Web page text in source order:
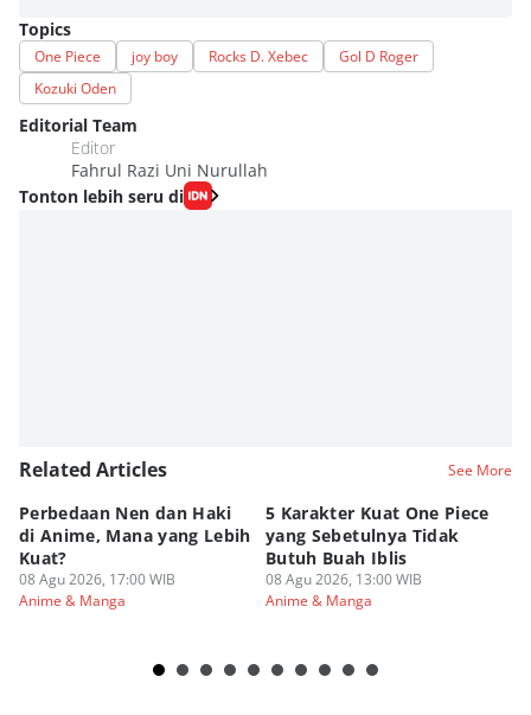
Topics
One Piece joy boy Rocks D. Xebec
Gol D Roger
Kozuki Oden
Editorial Team
Editor
Fahrul Razi Uni Nurullah
Tonton lebih seru di
Related Articles See More
Perbedaan Nen dan Haki
di Anime, Mana yang Lebih
Kuat?
08 Agu 2026, 17:00 WIB
Anime & Manga
5 Karakter Kuat One Piece
yang Sebetulnya Tidak
Butuh Buah Iblis
08 Agu 2026, 13:00 WIB
Anime & Manga